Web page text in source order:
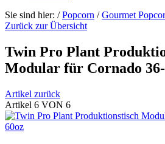
Sie sind hier: /Popcorn /Gourmet
Zurück zur Übersicht
Twin Pro Plant
Modular für Cornado 36-
Artikel zurück
Artikel 6 VON 6